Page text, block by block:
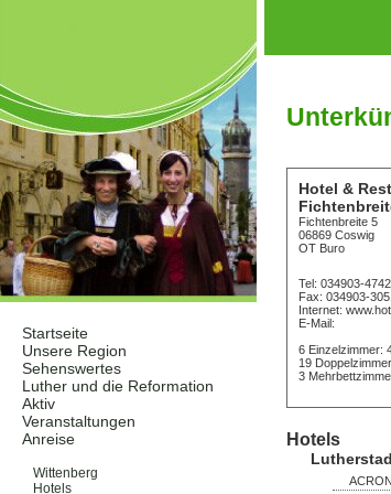
Startseite
Unsere Region
Sehenswertes
Luther und die Reformation
Aktiv
Veranstaltungen
Anreise
Wittenberg
Hotels
Hotel &
Fichtenbreite 5
06869 Coswig
OT Buro
Tel: 034903-
Fax: 034903-
Internet:
E-Mail:
6 Einzelzimmer:
19
3
Hotels